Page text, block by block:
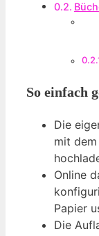
So einfach
Die
mit
Online
Papier
Die